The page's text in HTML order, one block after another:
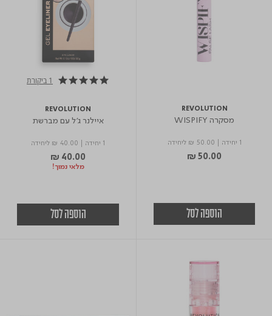
REVOLUTION
מסקרה WISPIFY
1 יחידה ₪ 50.00 ליחידה
₪ 50.00
הוספה לסל
5.0 star rating 1 ביקורת
REVOLUTION
איילנר ג'ל עם מברשת
1 יחידה ₪ 40.00 ליחידה
₪ 40.00
מלאי נמוך!
הוספה לסל